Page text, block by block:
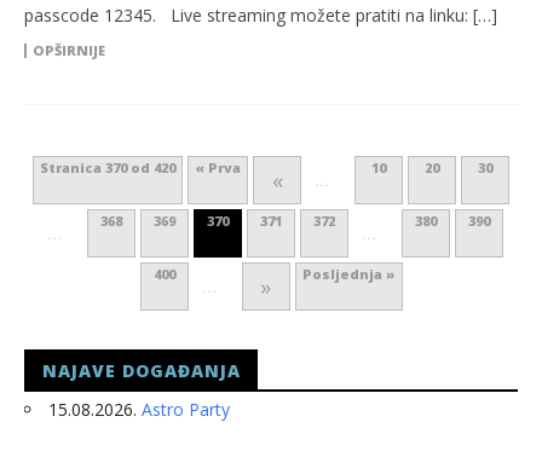
passcode 12345. Live streaming možete pratiti na linku: […]
OPŠIRNIJE
Stranica 370 od 420 « Prva « ...
10 20 30
...
368 369 370 371 372
...
380 390
400
... » Posljednja »
NAJAVE DOGAĐANJA
15.08.2026. Astro Party